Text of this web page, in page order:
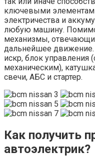
ключевыми
электричества и
любую машину. Помимо
механизмы,
дальнейшее движение.
искр, блок управления
механическим),
свечи, АБС и стартер.
Как получить
автоэлектрик?